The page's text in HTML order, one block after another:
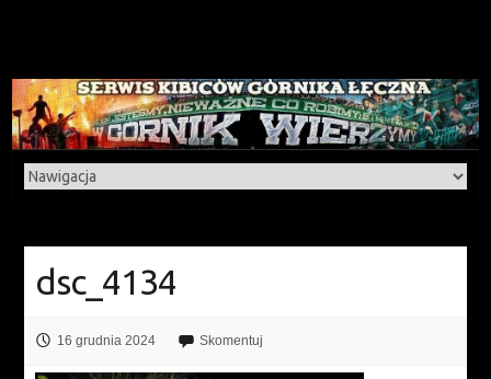
dsc_4134
16 grudnia 2024 Skomentuj